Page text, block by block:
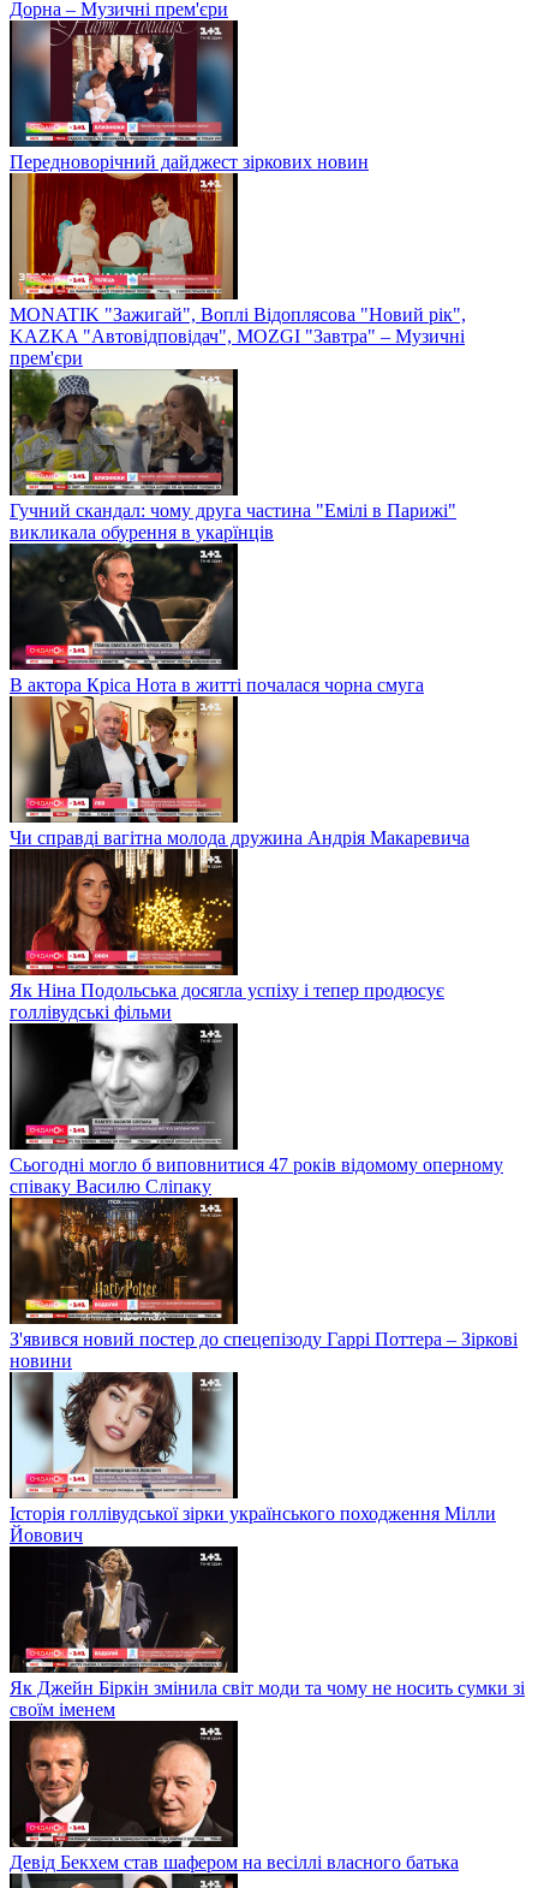
Дорна – Музичні прем'єри
Передноворічний дайджест зіркових новин
MONATIK "Зажигай", Воплі Відоплясова "Новий рік",
KAZKA "Автовідповідач", MOZGI "Завтра" – Музичні
прем'єри
Гучний скандал: чому друга частина "Емілі в Парижі"
викликала обурення в укарїнців
В актора Кріса Нота в житті почалася чорна смуга
Чи справді вагітна молода дружина Андрія Макаревича
Як Ніна Подольська досягла успіху і тепер продюсує
голлівудські фільми
Сьогодні могло б виповнитися 47 років відомому оперному
співаку Василю Сліпаку
З'явився новий постер до спецепізоду Гаррі Поттера – Зіркові
новини
Історія голлівудської зірки українського походження Мілли
Йовович
Як Джейн Біркін змінила світ моди та чому не носить сумки зі
своїм іменем
Девід Бекхем став шафером на весіллі власного батька